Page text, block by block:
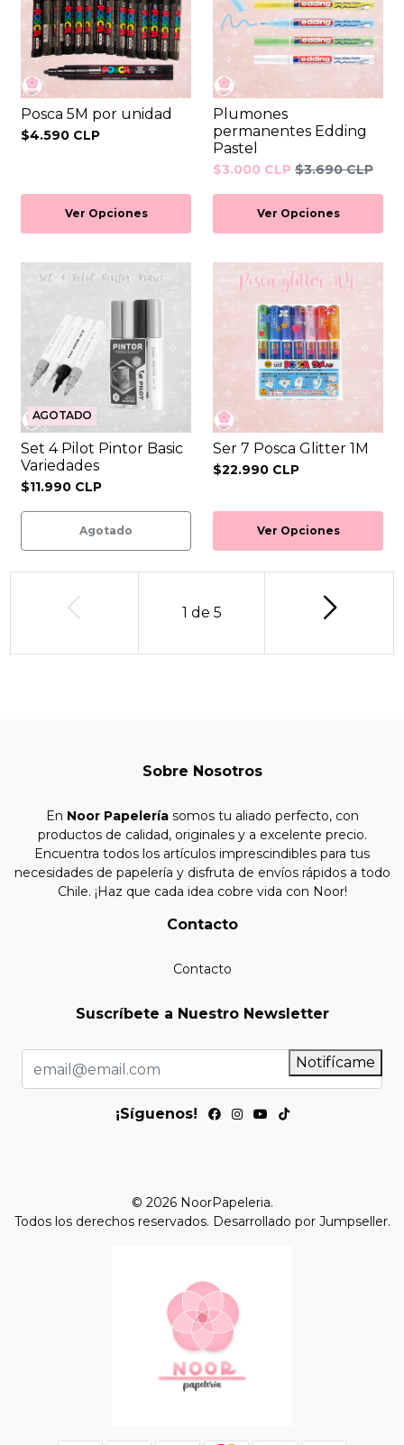
Posca 5M por unidad
$4.590 CLP
Ver Opciones
Plumones
permanentes Edding
Pastel
$3.000 CLP $3.690 CLP
Ver Opciones
AGOTADO
Set 4 Pilot Pintor Basic
Variedades
$11.990 CLP
Agotado
Ser 7 Posca Glitter 1M
$22.990 CLP
Ver Opciones
1 de 5
Sobre Nosotros
En Noor Papeleríasomos tu aliado perfecto, con
productos de calidad, originales y a excelente precio.
Encuentra todos los artículos imprescindibles para tus
necesidades de papelería y disfruta de envíos rápidos a todo
Chile. ¡Haz que cada idea cobre vida con Noor!
Contacto
Contacto
Suscríbete a Nuestro Newsletter
Notifícame
¡Síguenos!
© 2026 NoorPapeleria.
Todos los derechos reservados. Desarrollado por Jumpseller.